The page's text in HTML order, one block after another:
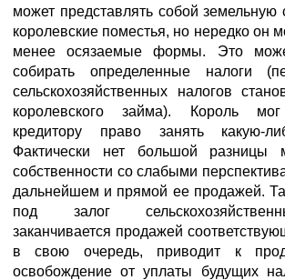
может представлять собой земельную
королевские поместья, но нередко он
менее осязаемые формы. Это
собирать определенные налоги
сельскохозяйственных налогов
королевского займа). Король мог
кредитору право занять какую-
Фактически нет большой разницы
собственности со слабыми
дальнейшем и прямой ее продажей.
под залог
заканчивается продажей
в свою очередь, приводит к
освобождение от уплаты будущих